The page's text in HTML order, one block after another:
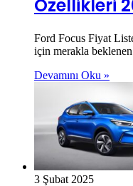
Özellikleri
Ford Focus Fiyat
için merakla
Devamını Oku »
3 Şubat 2025